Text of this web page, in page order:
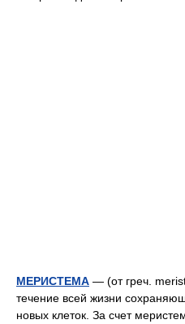
МЕРИСТЕМА — (от греч.
течение всей жизни
новых клеток. За счет